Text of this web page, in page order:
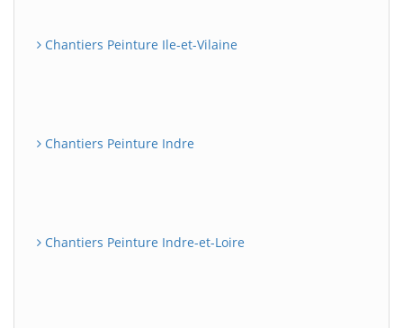
Chantiers Peinture Ile-et-Vilaine
Chantiers Peinture Indre
Chantiers Peinture Indre-et-Loire